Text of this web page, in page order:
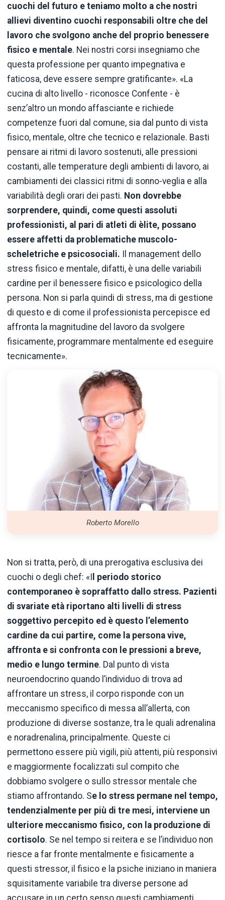
cuochi del futuro e teniamo molto a che nostri
allievi diventino cuochi responsabili oltre che del
lavoro che svolgono anche del proprio benessere
fisico e mentale. Nei nostri corsi insegniamo che
questa professione per quanto impegnativa e
faticosa, deve essere sempre gratificante». «La
cucina di alto livello - riconosce Confente - è
senz’altro un mondo affasciante e richiede
competenze fuori dal comune, sia dal punto di vista
fisico, mentale, oltre che tecnico e relazionale. Basti
pensare ai ritmi di lavoro sostenuti, alle pressioni
costanti, alle temperature degli ambienti di lavoro, ai
cambiamenti dei classici ritmi di sonno-veglia e alla
variabilità degli orari dei pasti. Non dovrebbe
sorprendere, quindi, come questi assoluti
professionisti, al pari di atleti di èlite, possano
essere affetti da problematiche muscolo-
scheletriche e psicosociali. Il management dello
stress fisico e mentale, difatti, è una delle variabili
cardine per il benessere fisico e psicologico della
persona. Non si parla quindi di stress, ma di gestione
di questo e di come il professionista percepisce ed
affronta la magnitudine del lavoro da svolgere
fisicamente, programmare mentalmente ed eseguire
tecnicamente».
Roberto Morello
Non si tratta, però, di una prerogativa esclusiva dei
cuochi o degli chef: «I
l periodo storico
contemporaneo è sopraffatto dallo stress. Pazienti
di svariate età riportano alti livelli di stress
soggettivo percepito ed è questo l’elemento
cardine da cui partire, come la persona vive,
affronta e si confronta con le pressioni a breve,
medio e lungo termine. Dal punto di vista
neuroendocrino quando l’individuo di trova ad
affrontare un stress, il corpo risponde con un
meccanismo specifico di messa all’allerta, con
produzione di diverse sostanze, tra le quali adrenalina
e noradrenalina, principalmente. Queste ci
permettono essere più vigili, più attenti, più responsivi
e maggiormente focalizzati sul compito che
dobbiamo svolgere o sullo stressor mentale che
stiamo affrontando. Se lo stress permane nel tempo,
tendenzialmente per più di tre mesi, interviene un
ulteriore meccanismo fisico, con la produzione di
cortisolo. Se nel tempo si reitera e se l’individuo non
riesce a far fronte mentalmente e fisicamente a
questi stressor, il fisico e la psiche iniziano in maniera
squisitamente variabile tra diverse persone ad